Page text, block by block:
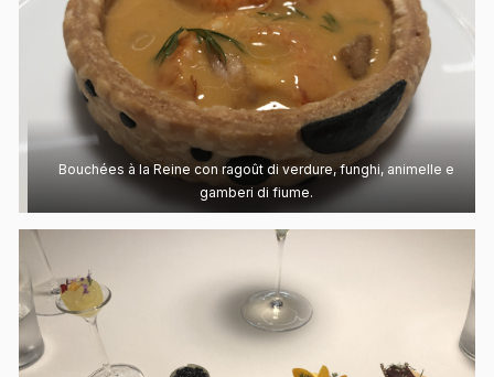
Bouchées à la Reine con ragoût di verdure, funghi, animelle e
gamberi di fiume.